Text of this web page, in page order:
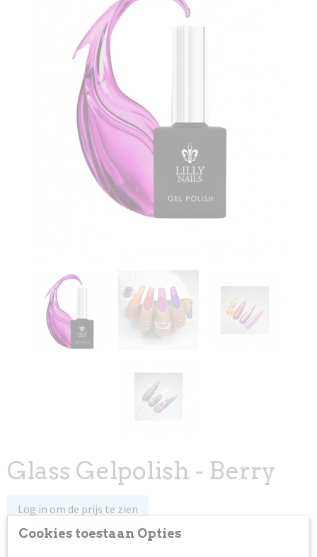
Glass Gelpolish - Berry
Log in om de prijs te zien
Op voorraad
Cookies toestaan Opties